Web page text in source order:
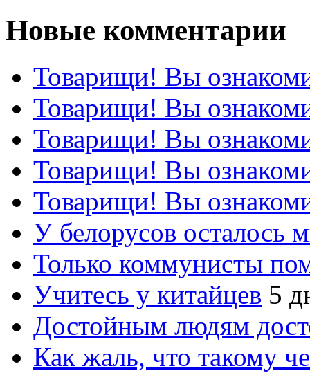
Новые комментарии
Товарищи! Вы
Товарищи! Вы
Товарищи! Вы
Товарищи! Вы
Товарищи! Вы
У белорусов осталось
Только коммунисты
Учитесь у китайцев 5
Достойным людям
Как жаль, что такому